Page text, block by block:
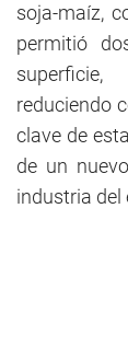
soja-maíz,
permitió
reduciendo
clave de
de un
industria del